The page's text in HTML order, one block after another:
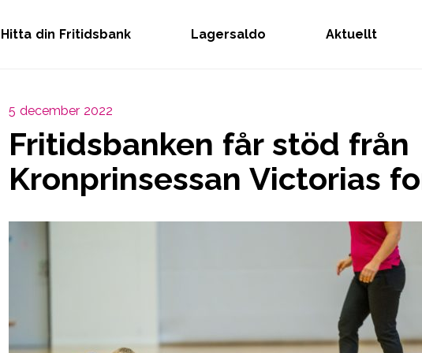
Hitta din Fritidsbank Lagersaldo Aktuellt
5 december 2022
Fritidsbanken får stöd från
Kronprinsessan Victorias